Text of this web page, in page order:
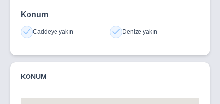
Konum
Caddeye yakın Denize yakın
KONUM